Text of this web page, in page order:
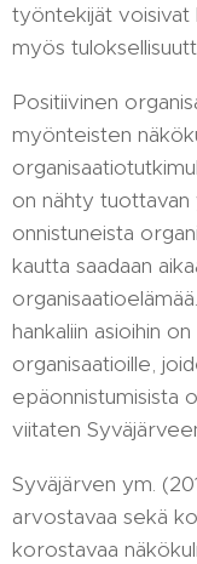
työntekijät voisivat
myös
Positiivinen
myönteisten
on nähty
onnistuneista
kautta saadaan
hankaliin asioihin
organisaatioille,
epäonnistumisista
viitaten
Syväjärven ym.
arvostavaa sekä
korostavaa